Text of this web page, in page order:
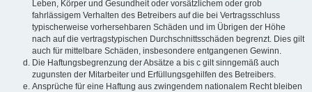
Leben, Körper und Gesundheit oder vorsätzlichem oder grob
fahrlässigem Verhalten des Betreibers auf die bei Vertragsschluss
typischerweise vorhersehbaren Schäden und im Übrigen der Höhe
nach auf die vertragstypischen Durchschnittsschäden begrenzt. Dies gilt
auch für mittelbare Schäden, insbesondere entgangenen Gewinn.
Die Haftungsbegrenzung der Absätze a bis c gilt sinngemäß auch
zugunsten der Mitarbeiter und Erfüllungsgehilfen des Betreibers.
Ansprüche für eine Haftung aus zwingendem nationalem Recht bleiben